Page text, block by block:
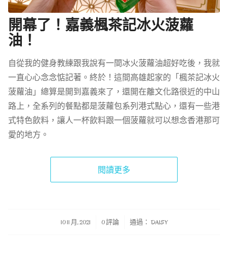
開幕了！嘉義楓茶記冰火菠蘿
油！
自從我的健身教練跟我說有一間冰火菠蘿油超好吃後，我就
一直心心念念惦記著。終於！這間高雄起家的「楓茶記冰火
菠蘿油」總算是開到嘉義來了，還開在離文化路很近的中山
路上，全系列的餐點都是菠蘿包系列港式點心，還有一些港
式特色飲料，讓人一杯飲料跟一個菠蘿就可以想念香港那可
愛的地方。
閱讀更多
10 11 月, 2021
/ 0 評論 通過： DAISY